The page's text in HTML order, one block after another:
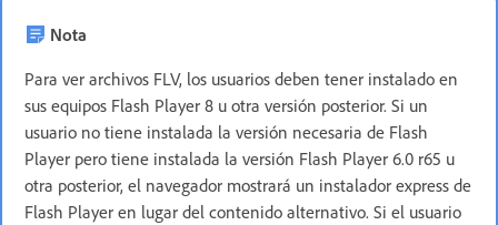
Nota
Para ver archivos FLV, los usuarios deben tener instalado en
sus equipos Flash Player 8 u otra versión posterior. Si un
usuario no tiene instalada la versión necesaria de Flash
Player pero tiene instalada la versión Flash Player 6.0 r65 u
otra posterior, el navegador mostrará un instalador express de
Flash Player en lugar del contenido alternativo. Si el usuario